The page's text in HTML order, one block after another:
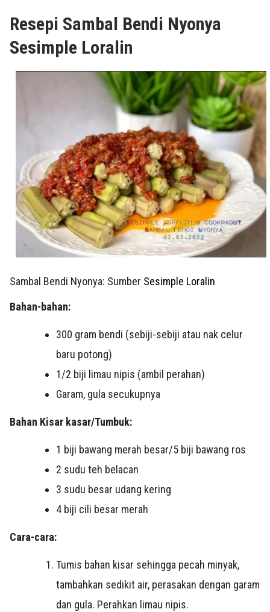
Resepi Sambal Bendi Nyonya
Sesimple Loralin
Sambal Bendi Nyonya: Sumber Sesimple Loralin
Bahan-bahan:
300 gram bendi (sebiji-sebiji atau nak celur
baru potong)
1/2 biji limau nipis (ambil perahan)
Garam, gula secukupnya
Bahan Kisar kasar/Tumbuk:
1 biji bawang merah besar/5 biji bawang ros
2 sudu teh belacan
3 sudu besar udang kering
4biji cili besar merah
Cara-cara:
Tumis bahan kisar sehingga pecah minyak,
tambahkan sedikit air, perasakan dengan garam
dan gula. Perahkan limau nipis.